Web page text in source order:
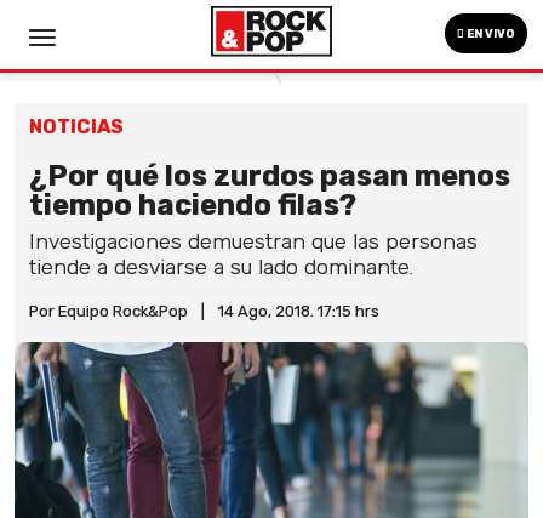
EN VIVO
NOTICIAS
¿Por qué los zurdos pasan menos
tiempo haciendo filas?
Investigaciones demuestran que las personas
tiende a desviarse a su lado dominante.
Por Equipo Rock&Pop 14 Ago, 2018. 17:15 hrs